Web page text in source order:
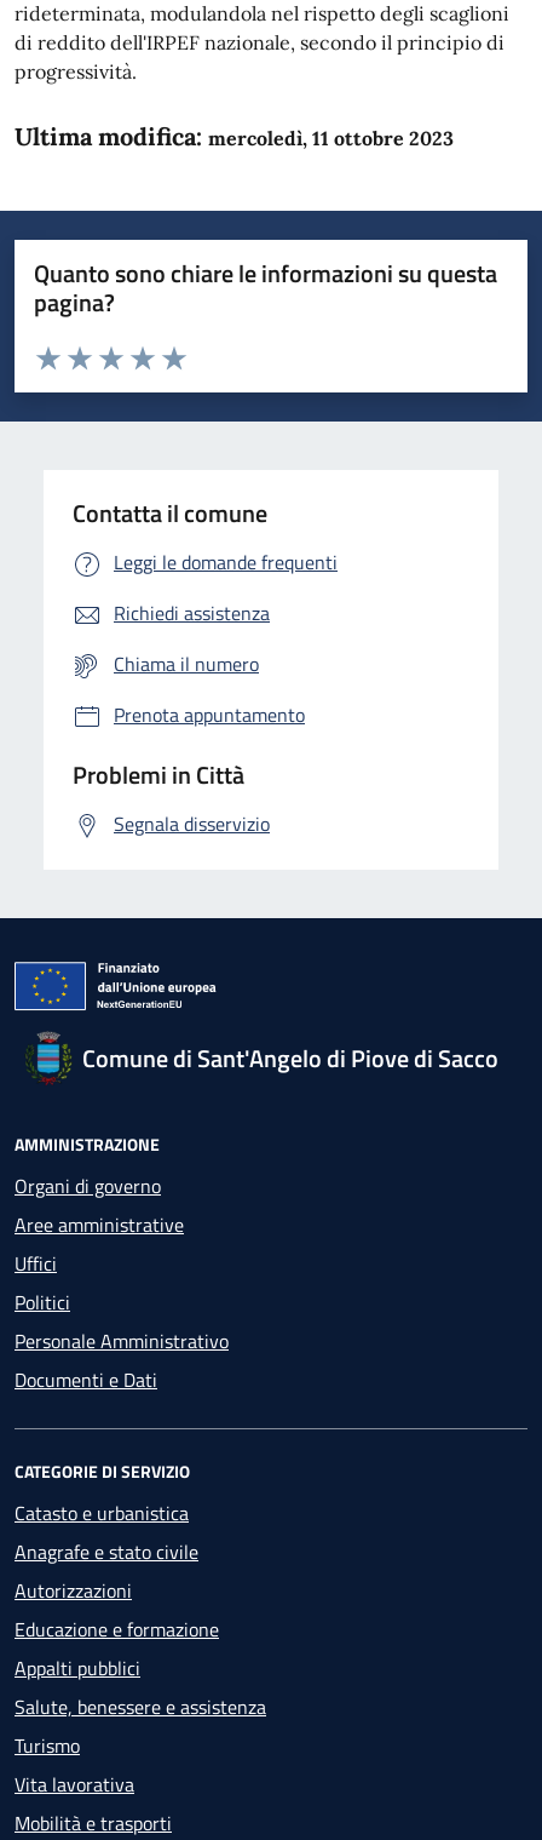
rideterminata, modulandola nel rispetto degli scaglioni
di reddito dell'IRPEF nazionale, secondo il principio di
progressività.
Ultima modifica: mercoledì, 11 ottobre 2023
Quanto sono chiare le informazioni su questa
pagina?
Domanda
Valuta da 1 a 5 stelle la pagina
Valuta 5 stelle su 5
Valuta 4 stelle su 5
Valuta 3 stelle su 5
Valuta 2 stelle su 5
Valuta 1 stelle su 5
Contatta il comune
Leggi le domande frequenti
Richiedi assistenza
Chiama il numero
Prenota appuntamento
Problemi in Città
Segnala disservizio
Comune di Sant'Angelo di Piove di Sacco
AMMINISTRAZIONE
Organi di governo
Aree amministrative
Uffici
Politici
Personale Amministrativo
Documenti e Dati
CATEGORIE DI SERVIZIO
Catasto e urbanistica
Anagrafe e stato civile
Autorizzazioni
Educazione e formazione
Appalti pubblici
Salute, benessere e assistenza
Turismo
Vita lavorativa
Mobilità e trasporti